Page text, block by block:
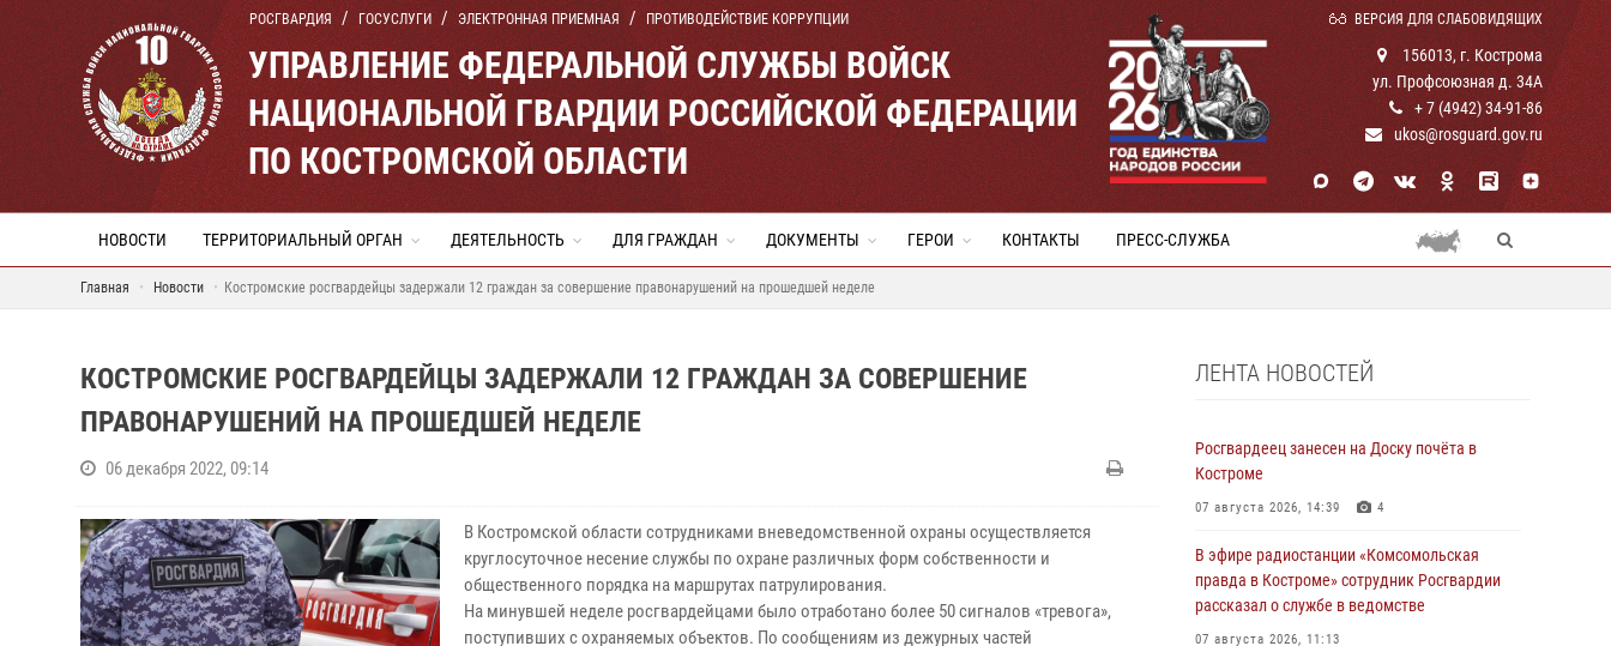
РОСГВАРДИЯ ГОСУСЛУГИ ЭЛЕКТРОННАЯ ПРИЕМНАЯ ПРОТИВОДЕЙСТВИЕ КОРРУПЦИИ ВЕРСИЯ ДЛЯ СЛАБОВИДЯЩИХ
УПРАВЛЕНИЕ ФЕДЕРАЛЬНОЙ СЛУЖБЫ ВОЙСК
НАЦИОНАЛЬНОЙ ГВАРДИИ РОССИЙСКОЙ ФЕДЕРАЦИИ
ПО КОСТРОМСКОЙ ОБЛАСТИ
156013, г. Кострома
ул. Профсоюзная д. 34А
+ 7 (4942) 34-91-86
ukos@rosguard.gov.ru
НОВОСТИ ТЕРРИТОРИАЛЬНЫЙ ОРГАН ДЕЯТЕЛЬНОСТЬ ДЛЯ ГРАЖДАН ДОКУМЕНТЫ ГЕРОИ КОНТАКТЫ ПРЕСС-СЛУЖБА
Главная Новости Костромские росгвардейцы задержали 12 граждан за совершение правонарушений на прошедшей неделе
КОСТРОМСКИЕ РОСГВАРДЕЙЦЫ ЗАДЕРЖАЛИ 12 ГРАЖДАН ЗА СОВЕРШЕНИЕ
ПРАВОНАРУШЕНИЙ НА ПРОШЕДШЕЙ НЕДЕЛЕ
06 декабря 2022, 09:14
В Костромской области сотрудниками вневедомственной охраны осуществляется
круглосуточное несение службы по охране различных форм собственности и
общественного порядка на маршрутах патрулирования.
На минувшей неделе росгвардейцами было отработано более 50 сигналов «тревога»,
поступивших с охраняемых объектов. По сообщениям из дежурных частей
ЛЕНТА НОВОСТЕЙ
Росгвардеец занесен на Доску почёта в
Костроме
07 августа 2026, 14:39 4
В эфире радиостанции «Комсомольская
правда в Костроме» сотрудник Росгвардии
рассказал о службе в ведомстве
07 августа 2026, 11:13